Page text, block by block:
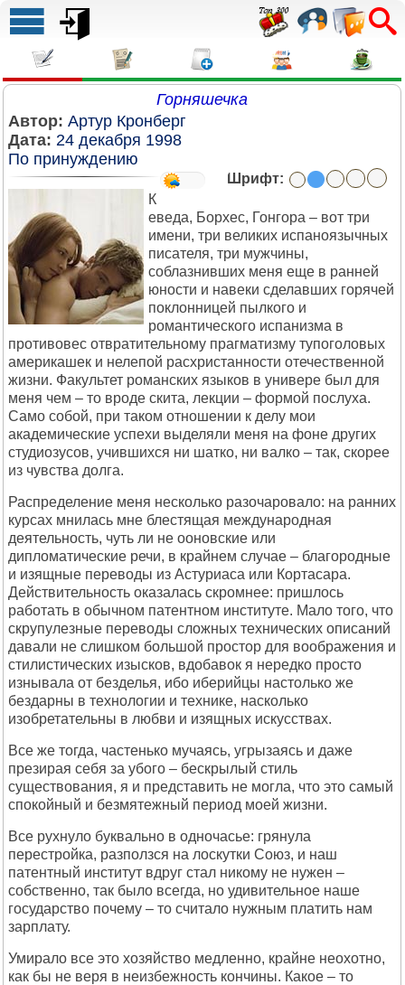
Горняшечка
Автор: Артур Кронберг
Дата: 24 декабря 1998
По принуждению
Шрифт:
К
еведа, Борхес, Гонгора – вот три
имени, три великих испаноязычных
писателя, три мужчины,
соблазнивших меня еще в ранней
юности и навеки сделавших горячей
поклонницей пылкого и
романтического испанизма в
противовес отвратительному прагматизму тупоголовых
америкашек и нелепой расхристанности отечественной
жизни. Факультет романских языков в универе был для
меня чем – то вроде скита, лекции – формой послуха.
Само собой, при таком отношении к делу мои
академические успехи выделяли меня на фоне других
студиозусов, учившихся ни шатко, ни валко – так, скорее
из чувства долга.
Распределение меня несколько разочаровало: на ранних
курсах мнилась мне блестящая международная
деятельность, чуть ли не ооновские или
дипломатические речи, в крайнем случае – благородные
и изящные переводы из Астуриаса или Кортасара.
Действительность оказалась скромнее: пришлось
работать в обычном патентном институте. Мало того, что
скрупулезные переводы сложных технических описаний
давали не слишком большой простор для воображения и
стилистических изысков, вдобавок я нередко просто
изнывала от безделья, ибо иберийцы настолько же
бездарны в технологии и технике, насколько
изобретательны в любви и изящных искусствах.
Все же тогда, частенько мучаясь, угрызаясь и даже
презирая себя за убого – бескрылый стиль
существования, я и представить не могла, что это самый
спокойный и безмятежный период моей жизни.
Все рухнуло буквально в одночасье: грянула
перестройка, разползся на лоскутки Союз, и наш
патентный институт вдруг стал никому не нужен –
собственно, так было всегда, но удивительное наше
государство почему – то считало нужным платить нам
зарплату.
Умирало все это хозяйство медленно, крайне неохотно,
как бы не веря в неизбежность кончины. Какое – то